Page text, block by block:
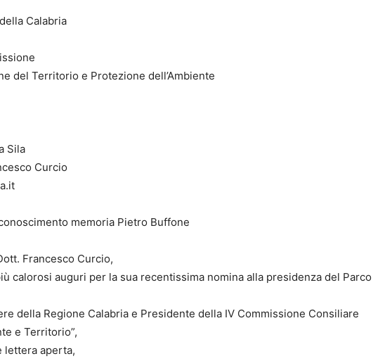
Calabria
del Territorio e Protezione dell’Ambiente
Sila
Curcio
memoria Pietro Buffone
Francesco Curcio,
calorosi auguri per la sua recentissima nomina alla presidenza del Parco
della Regione Calabria e Presidente della IV Commissione Consiliare
e Territorio”,
lettera aperta,